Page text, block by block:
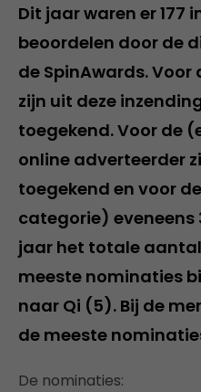
Dit jaar waren er 177
beoordelen door de
de SpinAwards.
zijn uit deze
toegekend. Voor de
online adverteerder
toegekend en voor
categorie) eveneens
jaar het totale
meeste nominaties
naar Qi (5). Bij de
de meeste
De nominaties: